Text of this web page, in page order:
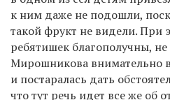
к ним даже не подошли,
такой фрукт не видели. При
ребятишек благополучны,
Мирошникова внимательно
и постаралась дать
что тут речь идет все же об